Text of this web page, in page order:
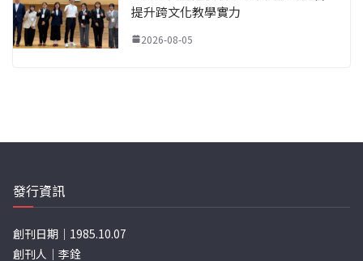
提升跨文化教學實力
2026-08-05
發行資訊
創刊日期｜1985.10.07
創刊人｜李銓